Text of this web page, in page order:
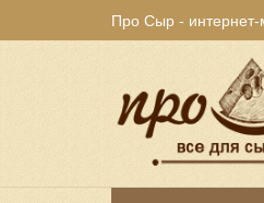
Про Сыр - интернет-